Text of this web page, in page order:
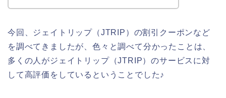
今回、ジェイトリップ（JTRIP）の割引クーポンなど
を調べてきましたが、色々と調べて分かったことは、
多くの人がジェイトリップ（JTRIP）のサービスに対
して高評価をしているということでした♪